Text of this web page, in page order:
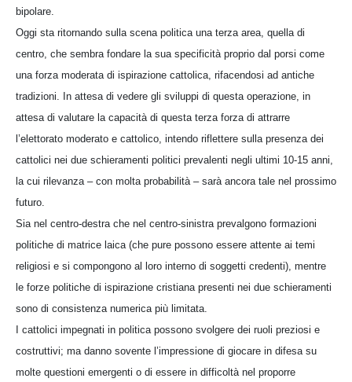
bipolare.
Oggi sta ritornando sulla scena politica una terza area, quella di
centro, che sembra fondare la sua specificità proprio dal porsi come
una forza moderata di ispirazione cattolica, rifacendosi ad antiche
tradizioni. In attesa di vedere gli sviluppi di questa operazione, in
attesa di valutare la capacità di questa terza forza di attrarre
l’elettorato moderato e cattolico, intendo riflettere sulla presenza dei
cattolici nei due schieramenti politici prevalenti negli ultimi 10-15 anni,
la cui rilevanza – con molta probabilità – sarà ancora tale nel prossimo
futuro.
Sia nel centro-destra che nel centro-sinistra prevalgono formazioni
politiche di matrice laica (che pure possono essere attente ai temi
religiosi e si compongono al loro interno di soggetti credenti), mentre
le forze politiche di ispirazione cristiana presenti nei due schieramenti
sono di consistenza numerica più limitata.
I cattolici impegnati in politica possono svolgere dei ruoli preziosi e
costruttivi; ma danno sovente l’impressione di giocare in difesa su
molte questioni emergenti o di essere in difficoltà nel proporre